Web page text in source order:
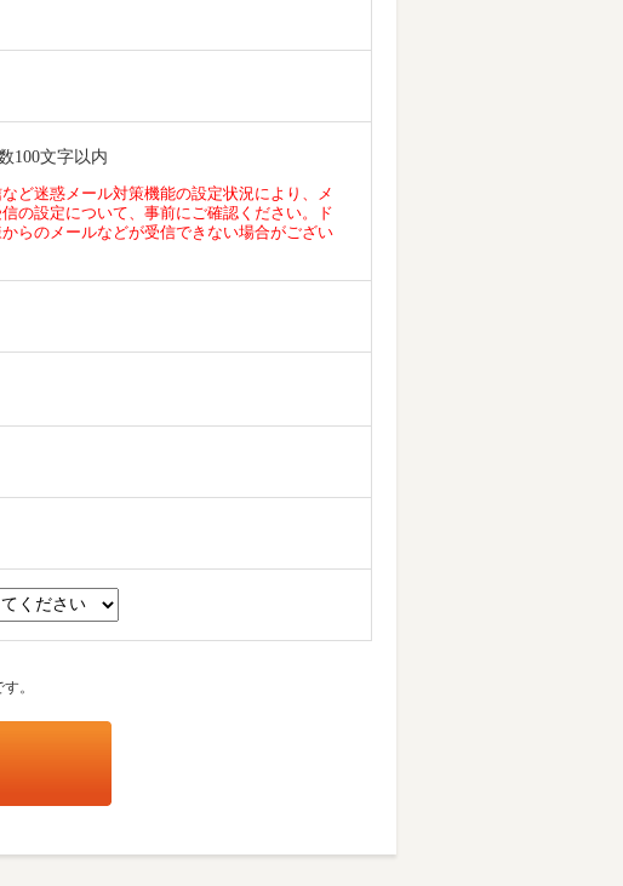
100文字以内
ど迷惑メール対策機能の設定状況により、メ
の設定について、事前にご確認ください。ド
らのメールなどが受信できない場合がござい
。